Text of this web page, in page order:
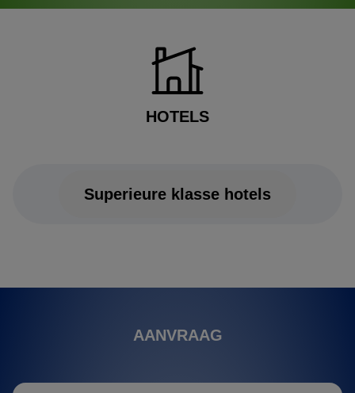
HOTELS
Superieure klasse hotels
AANVRAAG